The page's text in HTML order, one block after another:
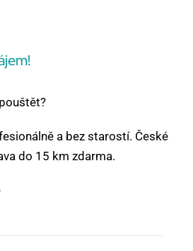
a bez starostí. České
do 15 km zdarma.